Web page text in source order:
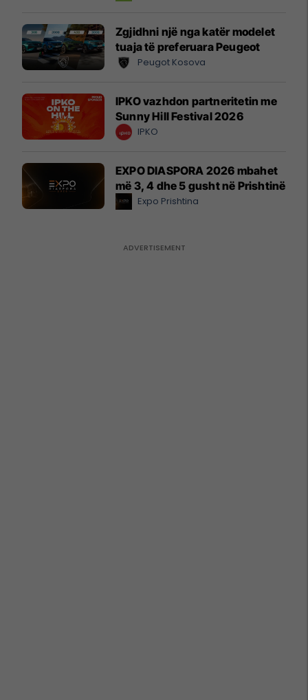
Zgjidhni një nga katër modelet
tuaja të preferuara Peugeot
Peugot Kosova
IPKO vazhdon partneritetin me
Sunny Hill Festival 2026
IPKO
EXPO DIASPORA 2026 mbahet
më 3, 4 dhe 5 gusht në Prishtinë
Expo Prishtina